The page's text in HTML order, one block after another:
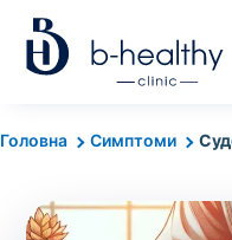
Головна Симптоми
Аналізи
Вартість забору